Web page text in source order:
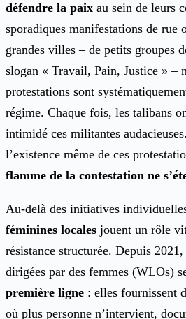
défendre la paix au sein de leurs
sporadiques manifestations de rue
grandes villes – de petits groupes
slogan « Travail, Pain, Justice » –
protestations sont
régime. Chaque fois, les talibans
intimidé ces militantes
l’existence même de ces
flamme de la contestation ne
Au-delà des initiatives
féminines locales jouent un rôle
résistance structurée. Depuis
dirigées par des femmes (WLOs)
première ligne : elles fournissent
où plus personne n’intervient,